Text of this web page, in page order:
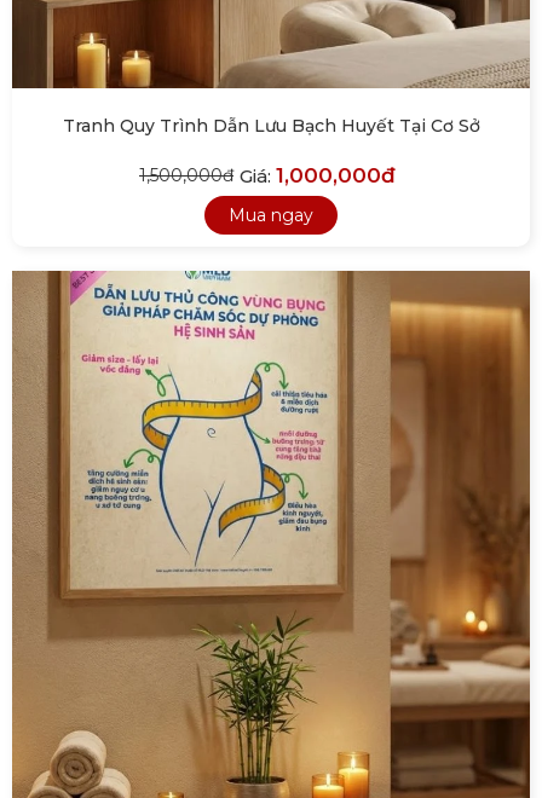
Tranh Quy Trình Dẫn Lưu Bạch Huyết Tại Cơ Sở
1,500,000đ Giá: 1,000,000đ
Mua ngay